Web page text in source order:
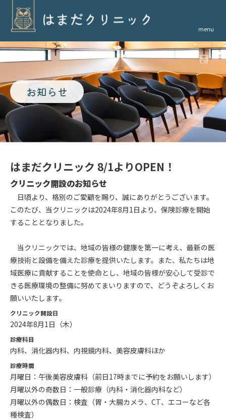
お知らせ
はまだクリニック 8/1よりOPEN！
クリニック開設のお知らせ
日頃より、格別のご愛顧を賜り、誠にありがとうございます。
このたび、当クリニックは2024年8月1日より、保険診療を開始
することとなりました。
当クリニックでは、地域の皆様の健康を第一に考え、最新の医
療技術と設備を備えた診療を提供いたします。また、私たちは地
域医療に貢献することを使命とし、地域の皆様が安心して受診で
きる医療環境の整備に努めてまいりますので、どうぞよろしくお
願いいたします。
クリニック開設日
2024年8月1日（木）
診療科目
内科、消化器内科、内視鏡内科、美容皮膚科ほか
診療時間
月曜日：午後美容皮膚科（前日17時までに予約をお願いします）
月曜以外の奇数日：一般診療（内科・消化器内科など）
月曜以外の偶数日：検査（胃・大腸カメラ、CT、エコーなど各
種検査）
menu